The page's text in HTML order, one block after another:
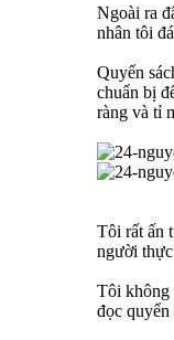
Ngoài ra
nhân tôi
Quyển
chuẩn bị
ràng và tỉ
Tôi rất ấn
người
Tôi không
đọc quyển